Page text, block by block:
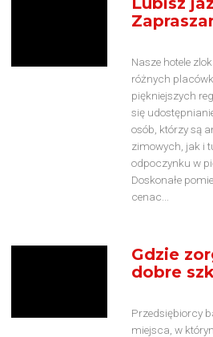
Nasze hotele
różnych
piękniejszych
się
osób, którzy są
zimowych, jak i
odpoczynku w
Doskonałe
cenac...
Gdzie
dobre
Przedsiębiorcy
miejsca, w